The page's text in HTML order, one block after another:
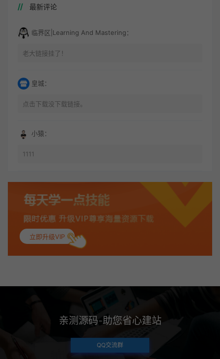
最新评论
临界区|Learning And Mastering：
老大链接挂了！
皇城：
点击下载没下载链接。
小猿：
1111
立即升级VIP
亲测源码-助您省心建站
QQ交流群